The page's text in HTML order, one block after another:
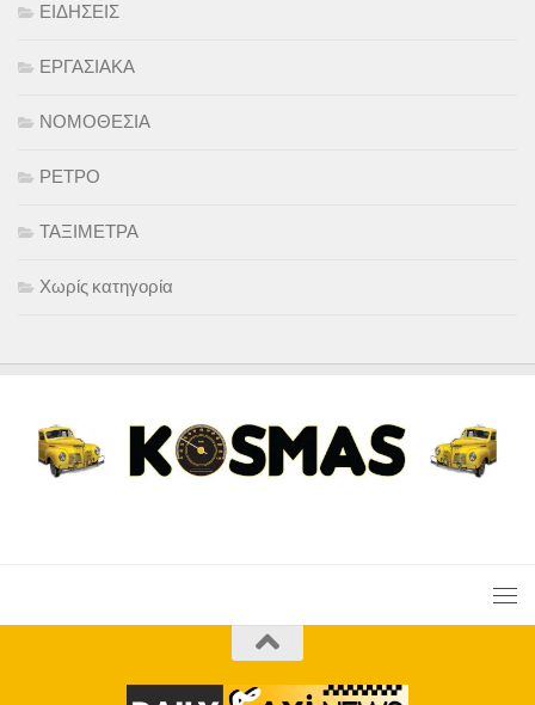
ΕΙΔΗΣΕΙΣ
ΕΡΓΑΣΙΑΚΑ
ΝΟΜΟΘΕΣΙΑ
ΡΕΤΡΟ
ΤΑΞΙΜΕΤΡΑ
Χωρίς κατηγορία